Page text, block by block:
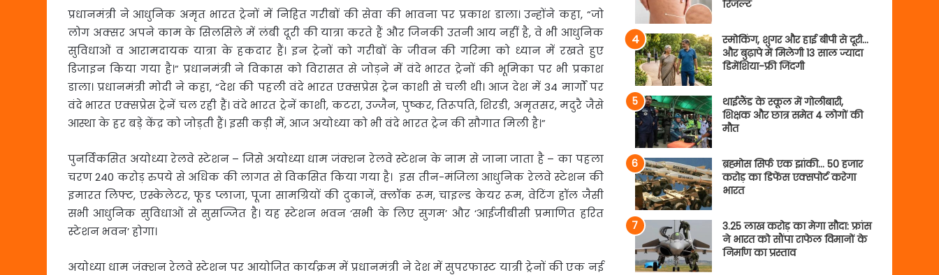
प्रधानमंत्री ने आधुनिक अमृत भारत ट्रेनों में निहित गरीबों की सेवा की भावना पर प्रकाश डाला। उन्होंने कहा, “जो
लोग अक्सर अपने काम के सिलसिले में लंबी दूरी की यात्रा करते हैं और जिनकी उतनी आय नहीं है, वे भी आधुनिक
सुविधाओं व आरामदायक यात्रा के हकदार हैं। इन ट्रेनों को गरीबों के जीवन की गरिमा को ध्यान में रखते हुए
डिजाइन किया गया है।” प्रधानमंत्री ने विकास को विरासत से जोड़ने में वंदे भारत ट्रेनों की भूमिका पर भी प्रकाश
डाला। प्रधानमंत्री मोदी ने कहा, “देश की पहली वंदे भारत एक्सप्रेस ट्रेन काशी से चली थी। आज देश में 34 मार्गों पर
वंदे भारत एक्सप्रेस ट्रेनें चल रही हैं। वंदे भारत ट्रेनें काशी, कटरा, उज्‍जैन, पुष्‍कर, तिरूपति, शिरडी, अमृतसर, मदुरै जैसे
आस्था के हर बड़े केंद्र को जोड़ती हैं। इसी कड़ी में, आज अयोध्या को भी वंदे भारत ट्रेन की सौगात मिली है।”
पुनर्विकसित अयोध्या रेलवे स्टेशन – जिसे अयोध्या धाम जंक्शन रेलवे स्टेशन के नाम से जाना जाता है – का पहला
चरण 240 करोड़ रुपये से अधिक की लागत से विकसित किया गया है। इस तीन-मंजिला आधुनिक रेलवे स्टेशन की
इमारत लिफ्ट, एस्केलेटर, फूड प्लाजा, पूजा सामग्रियों की दुकानें, क्लॉक रूम, चाइल्ड केयर रूम, वेटिंग हॉल जैसी
सभी आधुनिक सुविधाओं से सुसज्जित है। यह स्टेशन भवन ‘सभी के लिए सुगम’ और ‘आईजीबीसी प्रमाणित हरित
स्टेशन भवन’ होगा।
अयोध्या धाम जंक्शन रेलवे स्टेशन पर आयोजित कार्यक्रम में प्रधानमंत्री ने देश में सुपरफास्ट यात्री ट्रेनों की एक नई
रिजल्ट
स्मोकिंग, शुगर और हाई बीपी से दूरी…
और बुढ़ापे में मिलेगी 13 साल ज्यादा
डिमेंशिया-फ्री जिंदगी
थाईलैंड के स्कूल में गोलीबारी,
शिक्षक और छात्र समेत 4 लोगों की
मौत
ब्रह्मोस सिर्फ एक झांकी… 50 हजार
करोड़ का डिफेंस एक्सपोर्ट करेगा
भारत
3.25 लाख करोड़ का मेगा सौदा: फ्रांस
ने भारत को सौंपा राफेल विमानों के
निर्माण का प्रस्ताव